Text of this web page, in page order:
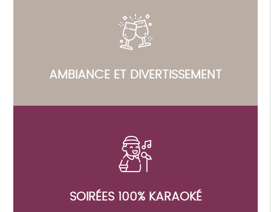
AMBIANCE ET DIVERTISSEMENT
SOIRÉES 100% KARAOKÉ